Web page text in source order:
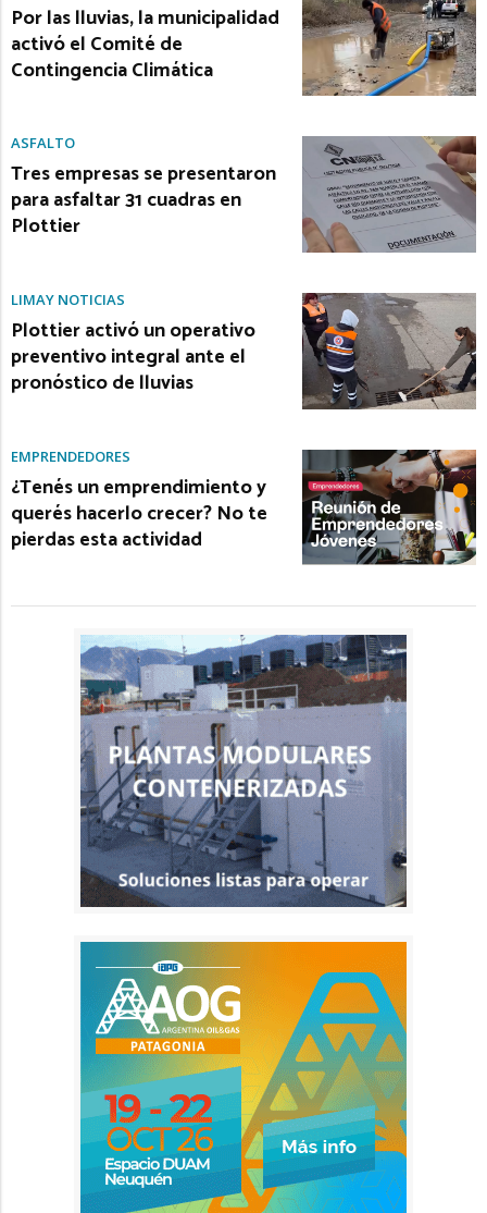
Por las lluvias, la municipalidad
activó el Comité de
Contingencia Climática
ASFALTO
Tres empresas se presentaron
para asfaltar 31 cuadras en
Plottier
LIMAY NOTICIAS
Plottier activó un operativo
preventivo integral ante el
pronóstico de lluvias
EMPRENDEDORES
¿Tenés un emprendimiento y
querés hacerlo crecer? No te
pierdas esta actividad